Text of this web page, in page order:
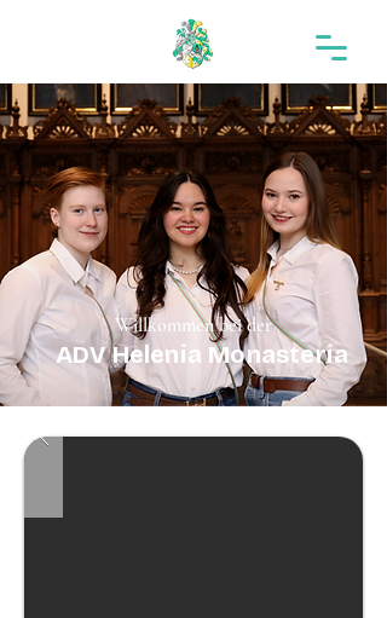
Willkommen bei der
ADV Helenia Monasteria